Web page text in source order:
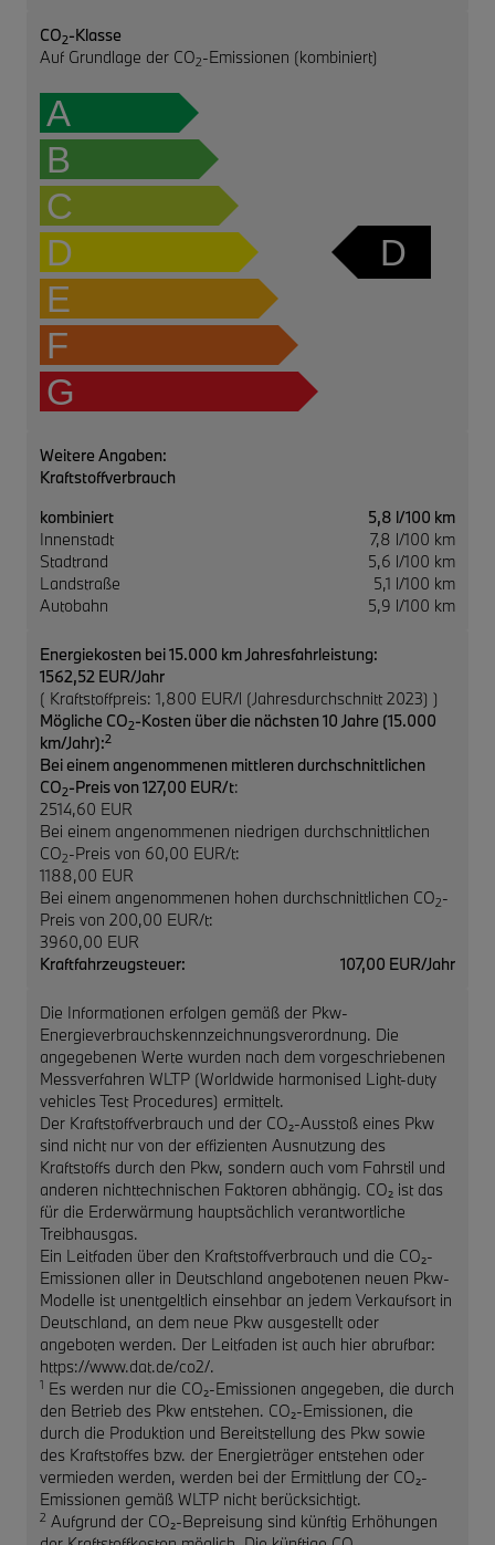
CO2-Klasse
Auf Grundlage der CO2-Emissionen (kombiniert)
A
B
C
D
E
F
G
D
Weitere Angaben:
Kraftstoffverbrauch
kombiniert
5,8 l/100 km
Innenstadt
7,8 l/100 km
Stadtrand
5,6 l/100 km
Landstraße
5,1 l/100 km
Autobahn
5,9 l/100 km
Energiekosten bei 15.000 km Jahresfahrleistung:
1562,52 EUR/Jahr
( Kraftstoffpreis: 1,800 EUR/l (Jahresdurchschnitt 2023) )
Mögliche CO2-Kosten über die nächsten 10 Jahre (15.000
km/Jahr):2
Bei einem angenommenen mittleren durchschnittlichen
CO2-Preis von 127,00 EUR/t:
2514,60 EUR
Bei einem angenommenen niedrigen durchschnittlichen
CO2-Preis von 60,00 EUR/t:
1188,00 EUR
Bei einem angenommenen hohen durchschnittlichen CO2-
Preis von 200,00 EUR/t:
3960,00 EUR
Kraftfahrzeugsteuer:
107,00 EUR/Jahr
Die Informationen erfolgen gemäß der Pkw-
Energieverbrauchskennzeichnungsverordnung. Die
angegebenen Werte wurden nach dem vorgeschriebenen
Messverfahren WLTP (Worldwide harmonised Light-duty
vehicles Test Procedures) ermittelt.
Der Kraftstoffverbrauch und der CO₂-Ausstoß eines Pkw
sind nicht nur von der effizienten Ausnutzung des
Kraftstoffs durch den Pkw, sondern auch vom Fahrstil und
anderen nichttechnischen Faktoren abhängig. CO₂ ist das
für die Erderwärmung hauptsächlich verantwortliche
Treibhausgas.
Ein Leitfaden über den Kraftstoffverbrauch und die CO₂-
Emissionen aller in Deutschland angebotenen neuen Pkw-
Modelle ist unentgeltlich einsehbar an jedem Verkaufsort in
Deutschland, an dem neue Pkw ausgestellt oder
angeboten werden. Der Leitfaden ist auch hier abrufbar:
https://www.dat.de/co2/.
1 Es werden nur die CO₂-Emissionen angegeben, die durch
den Betrieb des Pkw entstehen. CO₂-Emissionen, die
durch die Produktion und Bereitstellung des Pkw sowie
des Kraftstoffes bzw. der Energieträger entstehen oder
vermieden werden, werden bei der Ermittlung der CO₂-
Emissionen gemäß WLTP nicht berücksichtigt.
2 Aufgrund der CO₂-Bepreisung sind künftig Erhöhungen